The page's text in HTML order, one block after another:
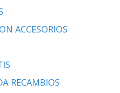
ACCESORIOS
RECAMBIOS